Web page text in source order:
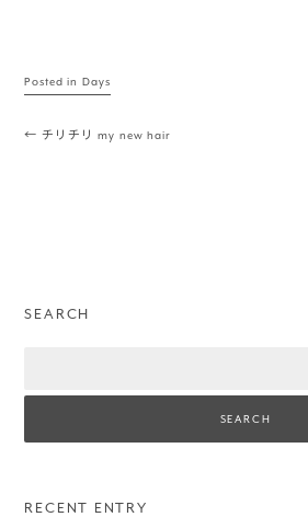
Posted in Days
Post navigation
← チリチリ my new hair
SEARCH
RECENT ENTRY